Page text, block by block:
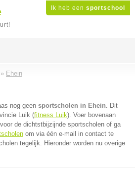
Ik heb een sportschool
» Ehein
nog geen sportscholen in Ehein. Dit
Luik (fitness Luik). Voer bovenaan
de dichtstbijzijnde sportscholen of ga
om via één e-mail in contact te
tegelijk. Hieronder worden nu overige